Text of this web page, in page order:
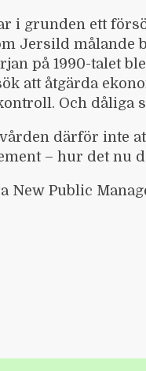
i grunden ett
Jersild målande
på 1990-talet
att åtgärda
Och dåliga
därför inte
– hur det nu
New Public